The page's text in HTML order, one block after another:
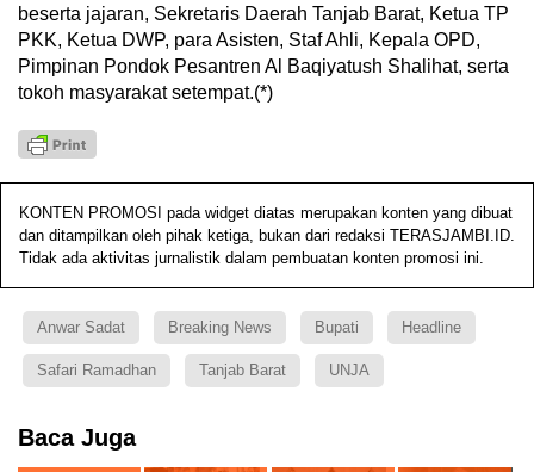
beserta jajaran, Sekretaris Daerah Tanjab Barat, Ketua TP
PKK, Ketua DWP, para Asisten, Staf Ahli, Kepala OPD,
Pimpinan Pondok Pesantren Al Baqiyatush Shalihat, serta
tokoh masyarakat setempat.(*)
KONTEN PROMOSI pada widget diatas merupakan konten yang dibuat
dan ditampilkan oleh pihak ketiga, bukan dari redaksi TERASJAMBI.ID.
Tidak ada aktivitas jurnalistik dalam pembuatan konten promosi ini.
Anwar Sadat Breaking News Bupati Headline
Safari Ramadhan Tanjab Barat UNJA
Baca Juga